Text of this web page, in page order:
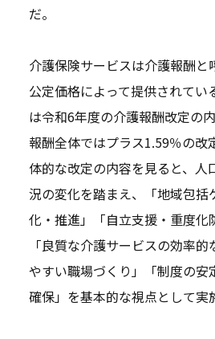
だ。
介護保険サービスは介護報酬と
公定価格によって提供されてい
は令和6年度の介護報酬改定の
報酬全体ではプラス1.59％の改
体的な改定の内容を見ると、人
況の変化を踏まえ、「地域包括
化・推進」「自立支援・重度化
「良質な介護サービスの効率
やすい職場づくり」「制度の安
確保」を基本的な視点として実